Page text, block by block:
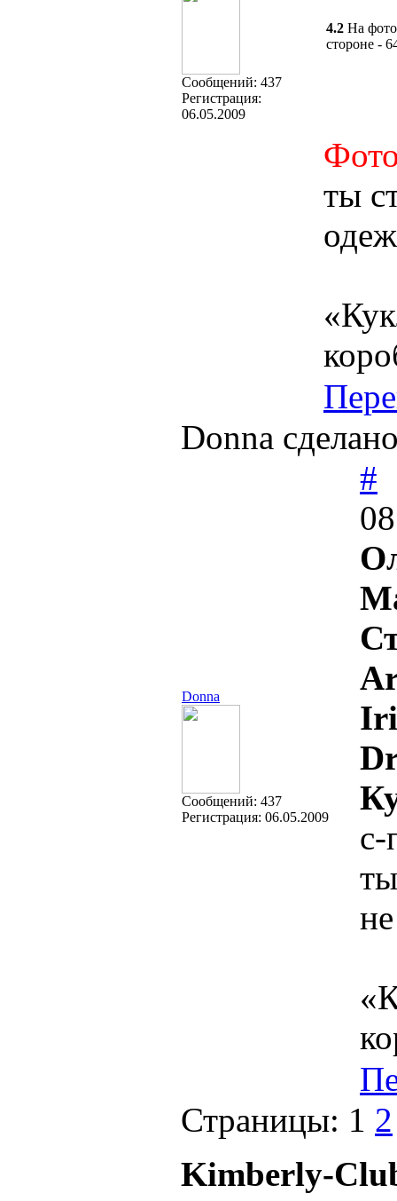
Cообщений: 437
Регистрация:
06.05.2009
4.2 На
стороне -
ты
Donna
Donna
Cообщений: 437
Регистрация: 06.05.2009
#
Страницы: 1 2
Kimberly-